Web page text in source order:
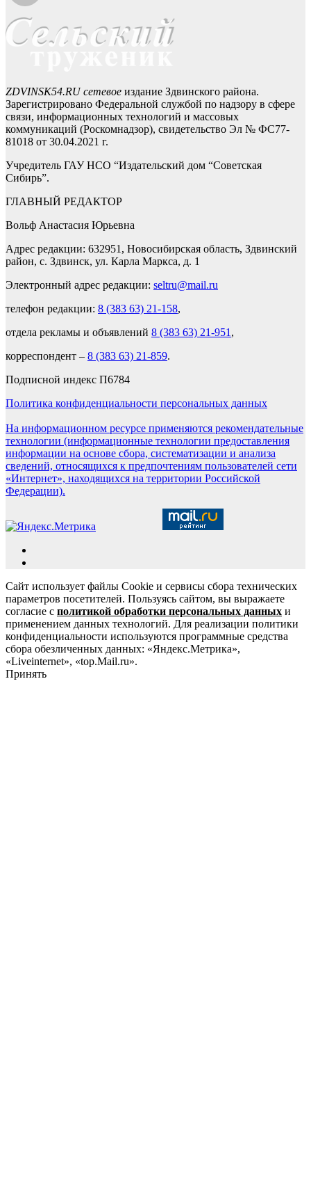
ZDVINSK54.RU сетевое издание Здвинского района.
Зарегистрировано Федеральной службой по надзору в сфере
связи, информационных технологий и массовых
коммуникаций (Роскомнадзор), свидетельство Эл № ФС77-
81018 от 30.04.2021 г.
Учредитель ГАУ НСО “Издательский дом “Советская
Сибирь”.
ГЛАВНЫЙ РЕДАКТОР
Вольф Анастасия Юрьевна
Адрес редакции: 632951, Новосибирская область, Здвинский
район, с. Здвинск, ул. Карла Маркса, д. 1
Электронный адрес редакции: seltru@mail.ru
телефон редакции: 8 (383 63) 21-158,
отдела рекламы и объявлений 8 (383 63) 21-951 ,
корреспондент – 8 (383 63) 21-859.
Подписной индекс П6784
Политика конфиденциальности персональных данных
На информационном ресурсе применяются рекомендательные
технологии (информационные технологии предоставления
информации на основе сбора, систематизации и анализа
сведений, относящихся к предпочтениям пользователей сети
«Интернет», находящихся на территории Российской
Федерации).
Сайт использует файлы Cookie и сервисы сбора технических
параметров посетителей. Пользуясь сайтом, вы выражаете
согласие с политикой обработки персональных данных и
применением данных технологий. Для реализации политики
конфиденциальности используются программные средства
сбора обезличенных данных: «Яндекс.Метрика»,
«Liveinternet», «top.Mail.ru».
Принять